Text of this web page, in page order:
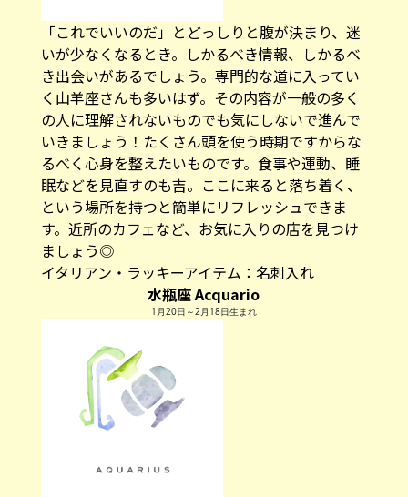
「これでいいのだ」とどっしりと腹が決まり、迷
いが少なくなるとき。しかるべき情報、しかるべ
き出会いがあるでしょう。専門的な道に入ってい
く山羊座さんも多いはず。その内容が一般の多く
の人に理解されないものでも気にしないで進んで
いきましょう！たくさん頭を使う時期ですからな
るべく心身を整えたいものです。食事や運動、睡
眠などを見直すのも吉。ここに来ると落ち着く、
という場所を持つと簡単にリフレッシュできま
す。近所のカフェなど、お気に入りの店を見つけ
ましょう◎
イタリアン・ラッキーアイテム： 名刺入れ
水瓶座 Acquario
1月20日～2月18日生まれ